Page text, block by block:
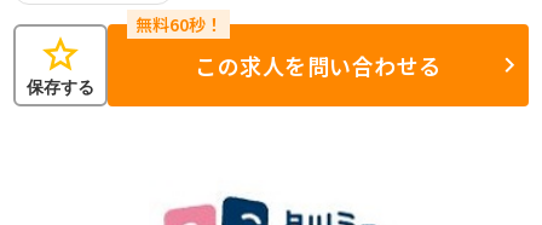
star
保存する
この求人を問い合わせる